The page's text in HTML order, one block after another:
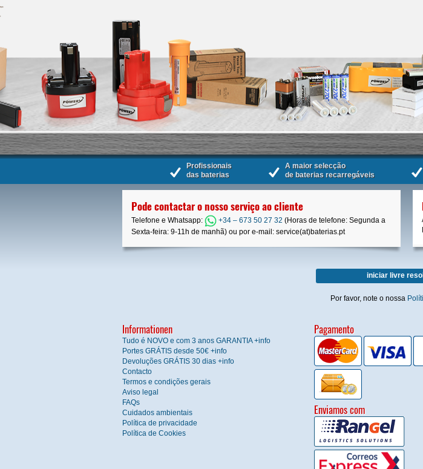
Profissionais
das baterias
A maior selecção
de baterias recarregáveis
Pode contactar o nosso serviço ao cliente
Telefone e Whatsapp: +34 – 673 50 27 32 (Horas de telefone: Segunda a
Sexta-feira: 9-11h de manhã) ou por e-mail: service(at)baterias.pt
iniciar livre
Por favor, note o nossa
Informationen
Tudo é NOVO e com 3 anos GARANTIA +info
Portes GRÁTIS desde 50€ +info
Devoluções GRÁTIS 30 dias +info
Contacto
Termos e condições gerais
Aviso legal
FAQs
Cuidados ambientais
Política de privacidade
Política de Cookies
Pagamento
Enviamos com